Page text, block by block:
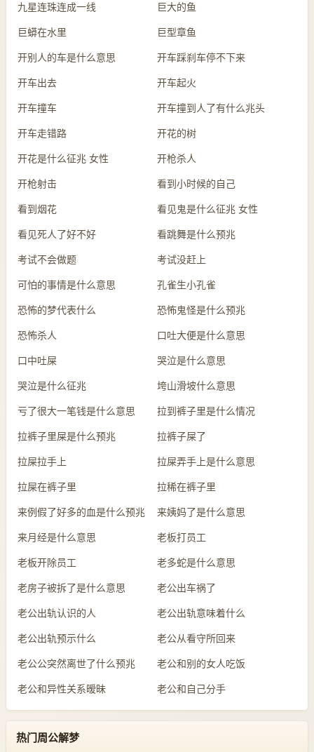
九星连珠连成一线 巨大的鱼
巨蟒在水里 巨型章鱼
开别人的车是什么意思 开车踩刹车停不下来
开车出去 开车起火
开车撞车 开车撞到人了有什么兆头
开车走错路 开花的树
开花是什么征兆 女性 开枪杀人
开枪射击 看到小时候的自己
看到烟花 看见鬼是什么征兆 女性
看见死人了好不好 看跳舞是什么预兆
考试不会做题 考试没赶上
可怕的事情是什么意思 孔雀生小孔雀
恐怖的梦代表什么 恐怖鬼怪是什么预兆
恐怖杀人 口吐大便是什么意思
口中吐屎 哭泣是什么意思
哭泣是什么征兆 垮山滑坡什么意思
亏了很大一笔钱是什么意思 拉到裤子里是什么情况
拉裤子里屎是什么预兆 拉裤子屎了
拉屎拉手上 拉屎弄手上是什么意思
拉屎在裤子里 拉稀在裤子里
来例假了好多的血是什么预兆 来姨妈了是什么意思
来月经是什么意思 老板打员工
老板开除员工 老多蛇是什么意思
老房子被拆了是什么意思 老公出车祸了
老公出轨认识的人 老公出轨意味着什么
老公出轨预示什么 老公从看守所回来
老公公突然离世了什么预兆 老公和别的女人吃饭
老公和异性关系暧昧 老公和自己分手
热门周公解梦